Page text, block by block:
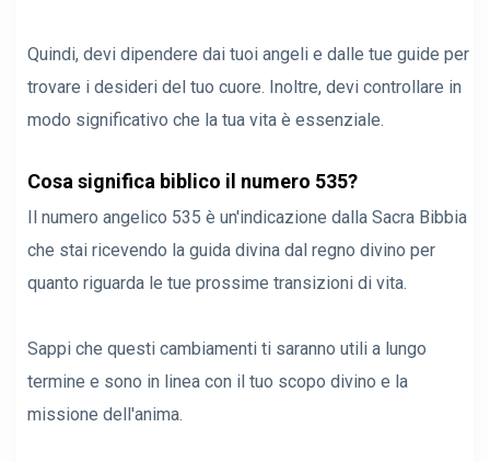
Quindi, devi dipendere dai tuoi angeli e dalle tue guide per
trovare i desideri del tuo cuore. Inoltre, devi controllare in
modo significativo che la tua vita è essenziale.
Cosa significa biblico il numero 535?
Il numero angelico 535 è un'indicazione dalla Sacra Bibbia
che stai ricevendo la guida divina dal regno divino per
quanto riguarda le tue prossime transizioni di vita.
Sappi che questi cambiamenti ti saranno utili a lungo
termine e sono in linea con il tuo scopo divino e la
missione dell'anima.